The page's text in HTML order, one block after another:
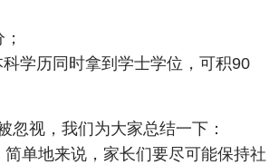
学历同时拿到学士学位，可积90
忽视，我们为大家总结一下：
单地来说，家长们要尽可能保持社